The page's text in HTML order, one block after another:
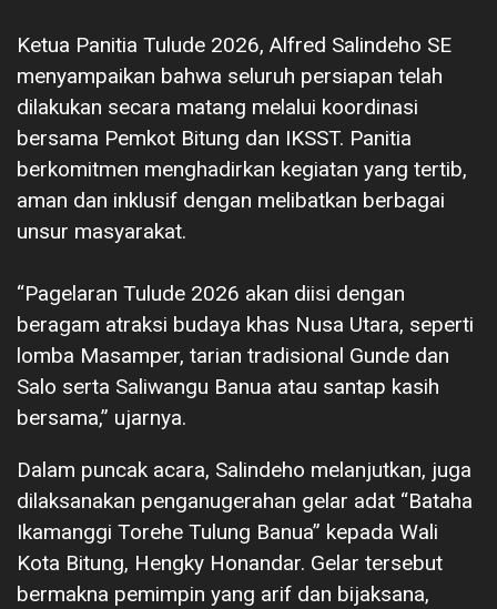
Ketua Panitia Tulude 2026, Alfred Salindeho SE
menyampaikan bahwa seluruh persiapan telah
dilakukan secara matang melalui koordinasi
bersama Pemkot Bitung dan IKSST. Panitia
berkomitmen menghadirkan kegiatan yang tertib,
aman dan inklusif dengan melibatkan berbagai
unsur masyarakat.
“Pagelaran Tulude 2026 akan diisi dengan
beragam atraksi budaya khas Nusa Utara, seperti
lomba Masamper, tarian tradisional Gunde dan
Salo serta Saliwangu Banua atau santap kasih
bersama,” ujarnya.
Dalam puncak acara, Salindeho melanjutkan, juga
dilaksanakan penganugerahan gelar adat “Bataha
Ikamanggi Torehe Tulung Banua” kepada Wali
Kota Bitung, Hengky Honandar. Gelar tersebut
bermakna pemimpin yang arif dan bijaksana,